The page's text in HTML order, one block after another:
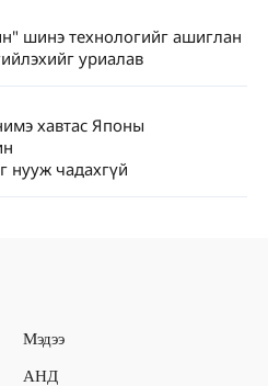
шинэ технологийг ашиглан
уриалав
хавтас Японы
нууж чадахгүй
Мэдээ
АНД